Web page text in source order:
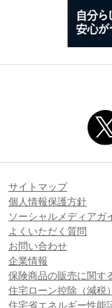
サイトマップ
個人情報保護方針
ソーシャルメディアガ
よくいただく質問
お問い合わせ
企業情報
保険商品の販売に関す
住宅ローン控除（減税
住宅省エネルギー性能